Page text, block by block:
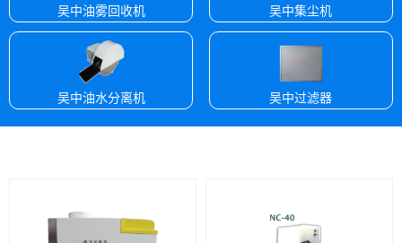
吴中油雾回收机 吴中集尘机
吴中油水分离机 吴中过滤器